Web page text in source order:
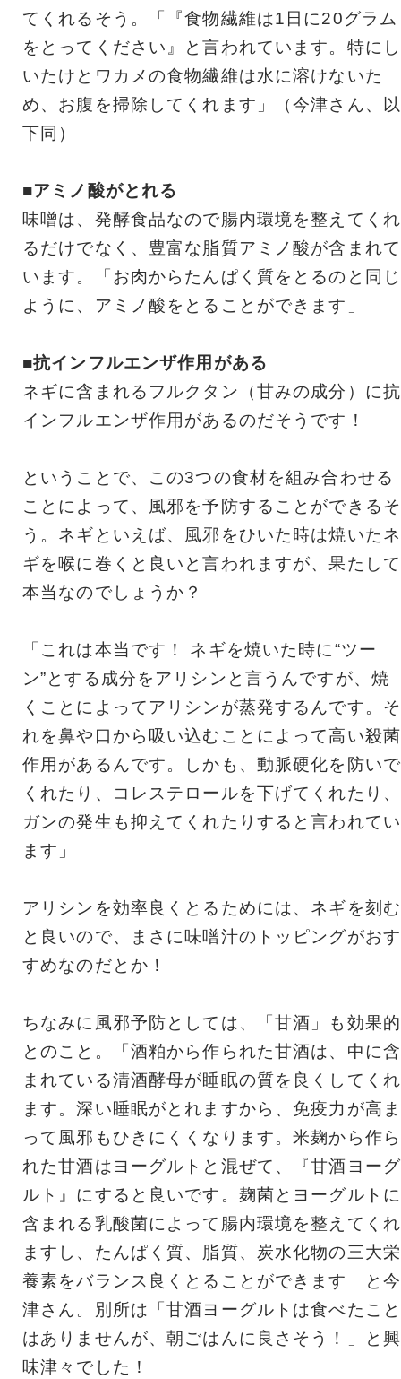
てくれるそう。「『食物繊維は1日に20グラム
をとってください』と言われています。特にし
いたけとワカメの食物繊維は水に溶けないた
め、お腹を掃除してくれます」（今津さん、以
下同）
■アミノ酸がとれる
味噌は、発酵食品なので腸内環境を整えてくれ
るだけでなく、豊富な脂質アミノ酸が含まれて
います。「お肉からたんぱく質をとるのと同じ
ように、アミノ酸をとることができます」
■抗インフルエンザ作用がある
ネギに含まれるフルクタン（甘みの成分）に抗
インフルエンザ作用があるのだそうです！
ということで、この3つの食材を組み合わせる
ことによって、風邪を予防することができるそ
う。ネギといえば、風邪をひいた時は焼いたネ
ギを喉に巻くと良いと言われますが、果たして
本当なのでしょうか？
「これは本当です！ ネギを焼いた時に“ツー
ン”とする成分をアリシンと言うんですが、焼
くことによってアリシンが蒸発するんです。そ
れを鼻や口から吸い込むことによって高い殺菌
作用があるんです。しかも、動脈硬化を防いで
くれたり、コレステロールを下げてくれたり、
ガンの発生も抑えてくれたりすると言われてい
ます」
アリシンを効率良くとるためには、ネギを刻む
と良いので、まさに味噌汁のトッピングがおす
すめなのだとか！
ちなみに風邪予防としては、「甘酒」も効果的
とのこと。「酒粕から作られた甘酒は、中に含
まれている清酒酵母が睡眠の質を良くしてくれ
ます。深い睡眠がとれますから、免疫力が高ま
って風邪もひきにくくなります。米麹から作ら
れた甘酒はヨーグルトと混ぜて、『甘酒ヨーグ
ルト』にすると良いです。麹菌とヨーグルトに
含まれる乳酸菌によって腸内環境を整えてくれ
ますし、たんぱく質、脂質、炭水化物の三大栄
養素をバランス良くとることができます」と今
津さん。別所は「甘酒ヨーグルトは食べたこと
はありませんが、朝ごはんに良さそう！」と興
味津々でした！